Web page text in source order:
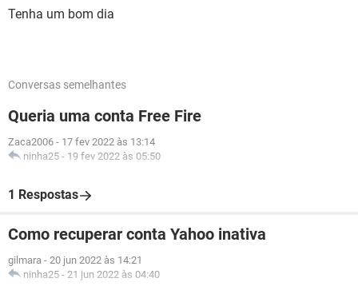
Tenha um bom dia
Conversas semelhantes
Queria uma conta Free Fire
Zaca2006 - 17 fev 2022 às 13:14
ninha25 - 19 fev 2022 às 05:50
1 Respostas
Como recuperar conta Yahoo inativa
gilmara - 20 jun 2022 às 14:21
ninha25 - 21 jun 2022 às 04:40